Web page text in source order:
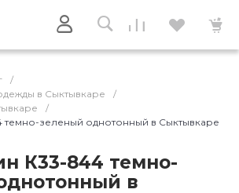
/
в Сыктывкаре
/
/
темно-зеленый однотонный в Сыктывкаре
К33-844 темно-
в